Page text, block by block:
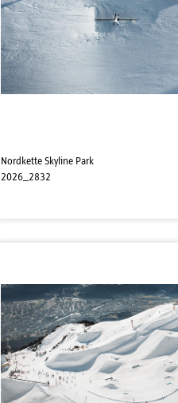
Nordkette Skyline Park
2026_2832